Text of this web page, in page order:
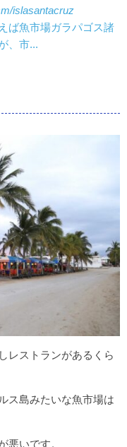
islasantacruz
ば魚市場ガラパゴス諸
、市...
レストランがあるくら
ス島みたいな魚市場は
悪いです。